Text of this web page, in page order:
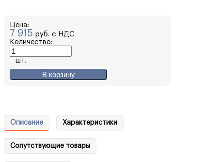
Цена:
7 915 руб. с НДС
Количество:
шт.
В корзину
Описание Характеристики
Сопутствующие товары